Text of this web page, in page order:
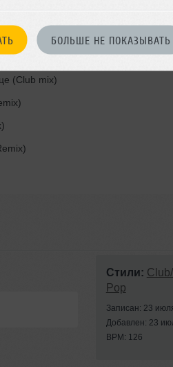
БОЛЬШЕ НЕ ПОКАЗЫВАТЬ
(Club mix)
Стили:
Pop
Записан: 23
Добавлен: 23
BPM: 126